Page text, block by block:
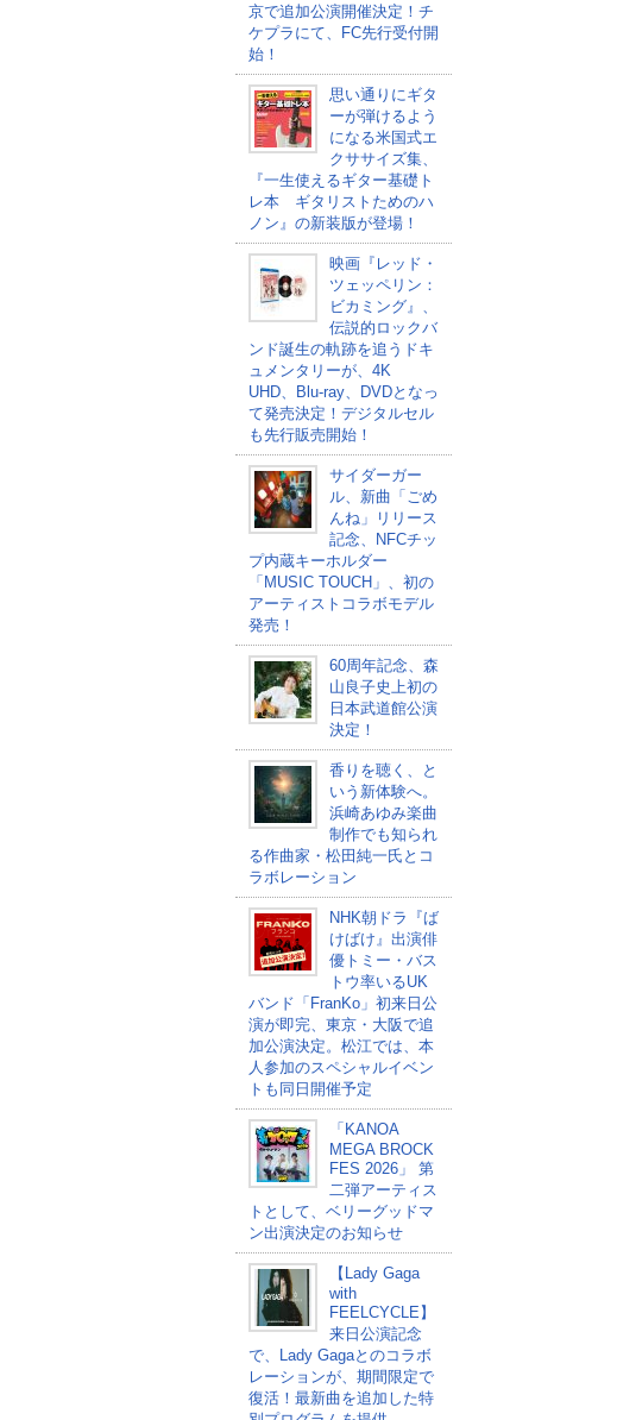
京で追加公演開催決定！チ
ケプラにて、FC先行受付開
始！
思い通りにギタ
ーが弾けるよう
になる米国式エ
クササイズ集、
『一生使えるギター基礎ト
レ本 ギタリストためのハ
ノン』の新装版が登場！
映画『レッド・
ツェッペリン：
ビカミング』、
伝説的ロックバ
ンド誕生の軌跡を追うドキ
ュメンタリーが、4K
UHD、Blu-ray、DVDとなっ
て発売決定！デジタルセル
も先行販売開始！
サイダーガー
ル、新曲「ごめ
んね」リリース
記念、NFCチッ
プ内蔵キーホルダー
「MUSIC TOUCH」、初の
アーティストコラボモデル
発売！
60周年記念、森
山良子史上初の
日本武道館公演
決定！
香りを聴く、と
いう新体験へ。
浜崎あゆみ楽曲
制作でも知られ
る作曲家・松田純一氏とコ
ラボレーション
NHK朝ドラ『ば
けばけ』出演俳
優トミー・バス
トウ率いるUK
バンド「FranKo」初来日公
演が即完、東京・大阪で追
加公演決定。松江では、本
人参加のスペシャルイベン
トも同日開催予定
「KANOA
MEGA BROCK
FES 2026」 第
二弾アーティス
トとして、ベリーグッドマ
ン出演決定のお知らせ
【Lady Gaga
with
FEELCYCLE】
来日公演記念
で、Lady Gagaとのコラボ
レーションが、期間限定で
復活！最新曲を追加した特